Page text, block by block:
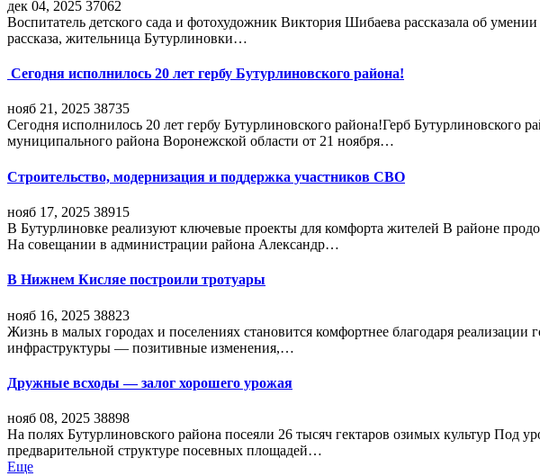
дек 04, 2025 37062
Воспитатель детского сада и фотохудожник Виктория Шибаева рассказала об
рассказа, жительница Бутурлиновки…
Сегодня исполнилось 20 лет гербу Бутурлиновского района!
нояб 21, 2025 38735
Сегодня исполнилось 20 лет гербу Бутурлиновского района!Герб
муниципального района Воронежской области от 21 ноября…
Строительство, модернизация и поддержка участников СВО
нояб 17, 2025 38915
В Бутурлиновке реализуют ключевые проекты для комфорта жителей В районе
На совещании в администрации района Александр…
В Нижнем Кисляе построили тротуары
нояб 16, 2025 38823
Жизнь в малых городах и поселениях становится комфортнее благодаря
инфраструктуры — позитивные изменения,…
Дружные всходы — залог хорошего урожая
нояб 08, 2025 38898
На полях Бутурлиновского района посеяли 26 тысяч гектаров озимых культур Под
предварительной структуре посевных площадей…
Еще